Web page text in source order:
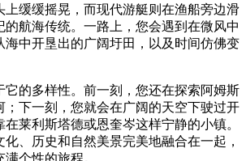
上缓缓摇晃，而现代游艇则在渔船旁边滑
的航海传统。一路上，您会遇到在微风中
海中开垦出的广阔圩田，以及时间仿佛变
它的多样性。前一刻，您还在探索阿姆斯
；下一刻，您就会在广阔的天空下驶过开
莱利斯塔德或恩奎岑这样宁静的小镇。
、历史和自然美景完美地融合在一起，
个性的旅程。